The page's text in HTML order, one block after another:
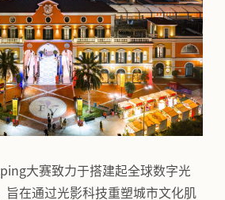
大赛致力于搭建起全球数字光
旨在通过光影科技重塑城市文化肌